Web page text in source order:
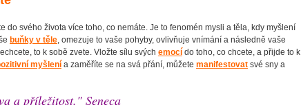
do svého života více toho, co nemáte. Je to fenomén mysli a těla, kdy myšlení
buňky v těle, omezuje to vaše pohyby, ovlivňuje vnímání a následně vaše
to k sobě zvete. Vložte sílu svých emocí do toho, co chcete, a přijde to k
myšlení a zaměříte se na svá přání, můžete manifestovat své sny a
a příležitost." Seneca